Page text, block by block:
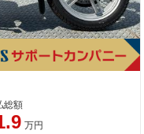
総額
万円